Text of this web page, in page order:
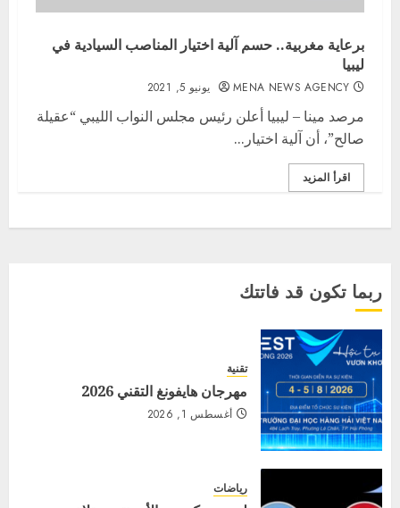
برعاية مغربية.. حسم آلية اختيار المناصب السيادية في
ليبيا
MENA NEWS AGENCY يونيو 5, 2021
مرصد مينا – ليبيا أعلن رئيس مجلس النواب الليبي “عقيلة
صالح”، أن آلية اختيار...
اقرأ المزيد
ربما تكون قد فاتتك
تقنية
مهرجان هايفونغ التقني 2026
أغسطس 1, 2026
رياضات